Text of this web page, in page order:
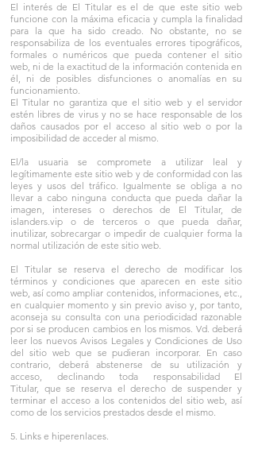
El interés de El Titular es el de que este sitio web
funcione con la máxima eficacia y cumpla la finalidad
para la que ha sido creado. No obstante, no se
responsabiliza de los eventuales errores tipográficos,
formales o numéricos que pueda contener el sitio
web, ni de la exactitud de la información contenida en
él, ni de posibles disfunciones o anomalías en su
funcionamiento.
El Titular no garantiza que el sitio web y el servidor
estén libres de virus y no se hace responsable de los
daños causados por el acceso al sitio web o por la
imposibilidad de acceder al mismo.
El/la usuaria se compromete a utilizar leal y
legítimamente este sitio web y de conformidad con las
leyes y usos del tráfico. Igualmente se obliga a no
llevar a cabo ninguna conducta que pueda dañar la
imagen, intereses o derechos de El Titular, de
islanders.vip o de terceros o que pueda dañar,
inutilizar, sobrecargar o impedir de cualquier forma la
normal utilización de este sitio web.
El Titular se reserva el derecho de modificar los
términos y condiciones que aparecen en este sitio
web, así como ampliar contenidos, informaciones, etc.,
en cualquier momento y sin previo aviso y, por tanto,
aconseja su consulta con una periodicidad razonable
por si se producen cambios en los mismos. Vd. deberá
leer los nuevos Avisos Legales y Condiciones de Uso
del sitio web que se pudieran incorporar. En caso
contrario, deberá abstenerse de su utilización y
acceso, declinando toda responsabilidad El
Titular, que se reserva el derecho de suspender y
terminar el acceso a los contenidos del sitio web, así
como de los servicios prestados desde el mismo.
5. Links e hiperenlaces.